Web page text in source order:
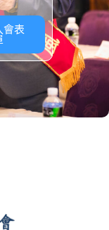
會表